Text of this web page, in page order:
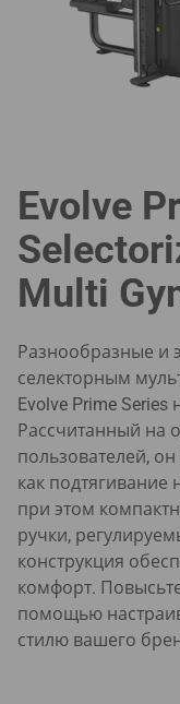
Evolve
Multi
Разнообразные и
селекторным
Evolve Prime Series
Рассчитанный на
пользователей,
как подтягивание
при этом
ручки,
конструкция
комфорт.
помощью
стилю вашего